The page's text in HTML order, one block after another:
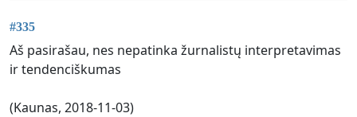
#335
Aš pasirašau, nes nepatinka žurnalistų interpretavimas
ir tendenciškumas
(Kaunas, 2018-11-03)